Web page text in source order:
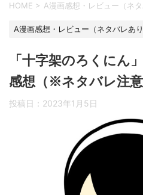
HOME > A漫画感想・レビュー（ネタ
A漫画感想・レビュー（ネタバレあり
「十字架のろくにん
感想（※ネタバレ注意
投稿日： 2023年1月5日